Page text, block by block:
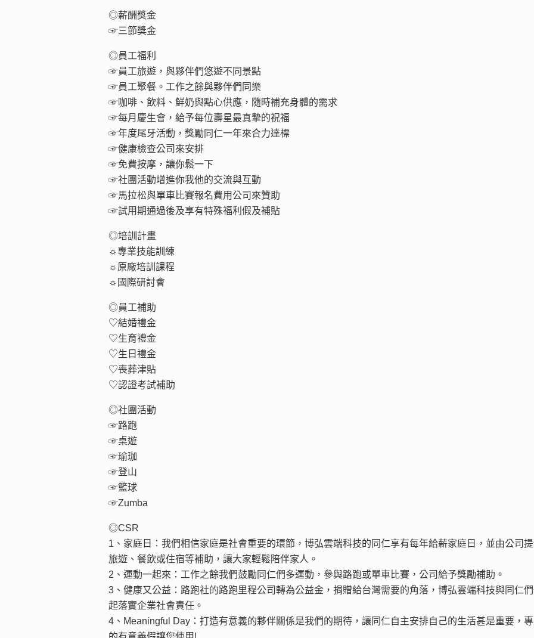
◎薪酬獎金
☞三節獎金
◎員工福利
☞員工旅遊，與夥伴們悠遊不同景點
☞員工聚餐。工作之餘與夥伴們同樂
☞咖啡、飲料、鮮奶與點心供應，隨時補充身體的需求
☞每月慶生會，給予每位壽星最真摯的祝福
☞年度尾牙活動，獎勵同仁一年來合力達標
☞健康檢查公司來安排
☞免費按摩，讓你鬆一下
☞社團活動增進你我他的交流與互動
☞馬拉松與單車比賽報名費用公司來贊助
☞試用期通過後及享有特殊福利假及補貼
◎培訓計畫
☼專業技能訓練
☼原廠培訓課程
☼國際研討會
◎員工補助
♡結婚禮金
♡生育禮金
♡生日禮金
♡喪葬津貼
♡認證考試補助
◎社團活動
☞路跑
☞桌遊
☞瑜珈
☞登山
☞籃球
☞Zumba
◎CSR
1、家庭日：我們相信家庭是社會重要的環節，博弘雲端科技的同仁享有每年給薪家庭日，並由公司
旅遊、餐飲或住宿等補助，讓大家輕鬆陪伴家人。
2、運動一起來：工作之餘我們鼓勵同仁們多運動，參與路跑或單車比賽，公司給予獎勵補助。
3、健康又公益：路跑社的路跑里程公司轉為公益金，捐贈給台灣需要的角落，博弘雲端科技與同仁
起落實企業社會責任。
4、Meaningful Day：打造有意義的夥伴關係是我們的期待，讓同仁自主安排自己的生活甚是重要，